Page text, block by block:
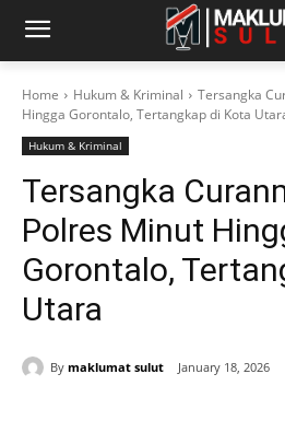
Home Hukum & Kriminal
Tersangka
Hingga Gorontalo, Tertangkap di Kota
Hukum & Kriminal
Tersangka
Polres Minut
Gorontalo,
Utara
By maklumat sulut January 18, 2026